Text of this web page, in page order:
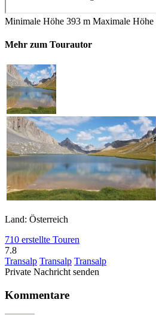
Minimale Höhe 393 m Maximale Höhe
Mehr zum Tourautor
Land: Österreich
710 erstellte Touren
7.8
Transalp Transalp Transalp
Private Nachricht senden
Kommentare